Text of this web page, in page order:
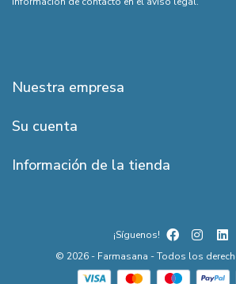
Nuestra empresa
Su cuenta
Información de la tienda
© 2026 - Farmasana - Todos los
¡Síguenos!